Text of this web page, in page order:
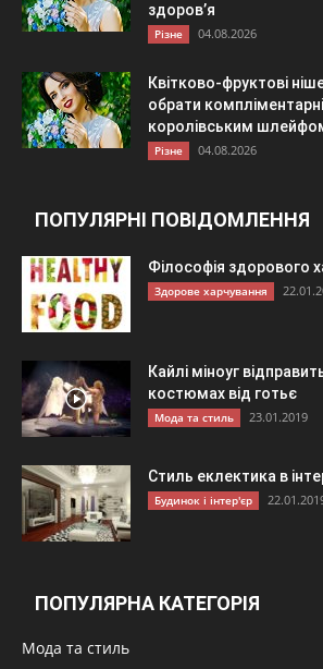
здоров’я
Різне 04.08.2026
Квітково-фруктові
обрати
королівським
Різне 04.08.2026
ПОПУЛЯРНІ ПОВІДОМЛЕННЯ
Філософія здорового
Здорове харчування
Кайлі міноуг
костюмах від готьє
Мода та стиль 23.01.2019
Стиль еклектика в
Будинок і інтер'єр
ПОПУЛЯРНА КАТЕГОРІЯ
Мода та стиль